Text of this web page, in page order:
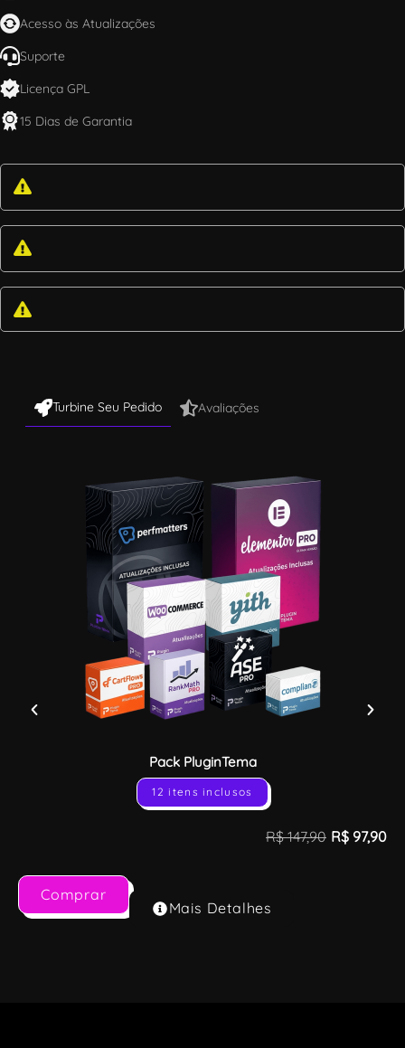
Acesso às Atualizações
Suporte
Licença GPL
15 Dias de Garantia
Turbine Seu Pedido Avaliações
Pack PluginTema
12 itens inclusos
R$147,90 R$ 97,90
Comprar
Mais Detalhes